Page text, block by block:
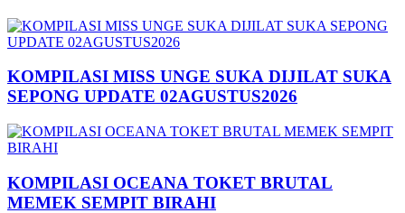
KOMPILASI MISS UNGE SUKA DIJILAT SUKA
SEPONG UPDATE 02AGUSTUS2026
KOMPILASI OCEANA TOKET BRUTAL
MEMEK SEMPIT BIRAHI